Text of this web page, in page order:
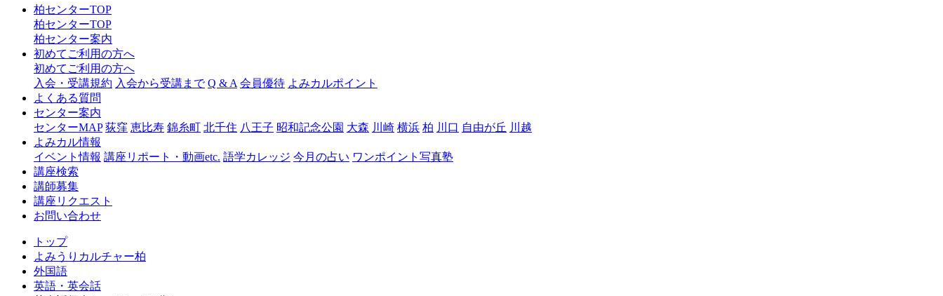
ャ
柏
柏センターTOP
柏センターTOP
柏センター案内
初めてご利用の方へ
初めてご利用の方へ
入会・受講規約 入会から受講まで Q & A 会員優待 よみカルポイント
よくある質問
センター案内
センターMAP 荻窪 恵比寿 錦糸町 北千住 八王子 昭和記念公園 大森 川崎 横浜 柏 川口 自由が丘 川越
よみカル情報
イベント情報 講座リポート・動画etc. 語学カレッジ 今月の占い ワンポイント写真塾
講座検索
講師募集
講座リクエスト
お問い合わせ
トップ
よみうりカルチャー柏
外国語
英語・英会話